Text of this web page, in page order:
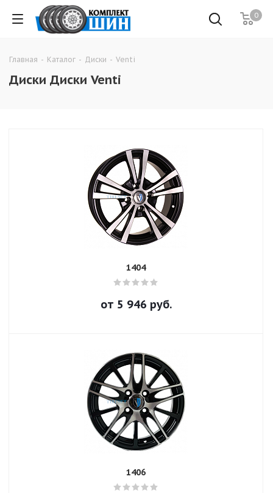
0
Главная - Каталог - Диски - Venti
Диски Диски Venti
1404
от 5 946 руб.
1406